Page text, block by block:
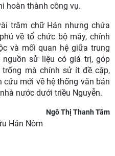
hoàn thành công vụ.
trăm chữ Hán nhưng chứa
về tổ chức bộ máy, chính
và mối quan hệ giữa trung
sử liệu có giá trị, góp
mà chính sử ít đề cập,
mới về hệ thống văn bản
nước dưới triều Nguyễn.
Ngô Thị Thanh Tâm
Hán Nôm